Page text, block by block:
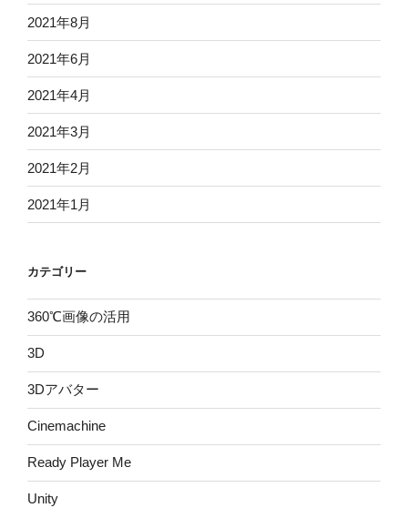
2021年8月
2021年6月
2021年4月
2021年3月
2021年2月
2021年1月
カテゴリー
360℃画像の活用
3D
3Dアバター
Cinemachine
Ready Player Me
Unity